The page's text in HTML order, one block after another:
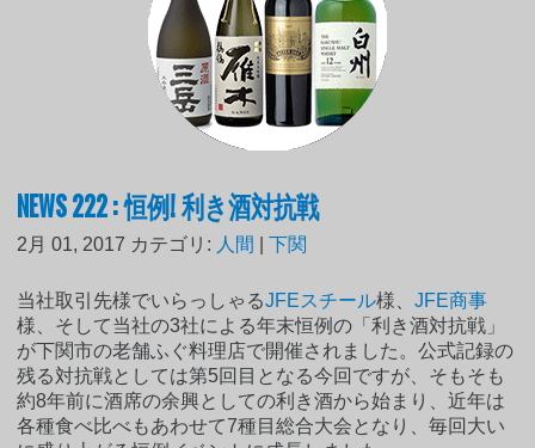
NEWS 222 : 恒例! 利き酒対抗戦
2月 01, 2017 カテゴリ: 人間 |下関
当社取引先様でいらっしゃるJFEスチール様、JFE商事
様、そして当社の3社による年末恒例の「利き酒対抗戦」
が下関市の老舗ふぐ料理店で開催されました。公式記録の
残る対抗戦としては第5回目となる今回ですが、そもそも
約8年前に酒席の余興としての利き酒から始まり、近年は
各種食べ比べもあわせて7種目総合大会となり、毎回大い